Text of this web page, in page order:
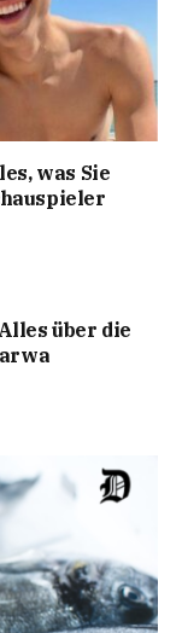
was Sie
über die